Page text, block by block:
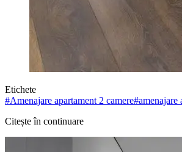
Etichete
#Amenajare apartament 2 camere#amenajare
Citește în continuare